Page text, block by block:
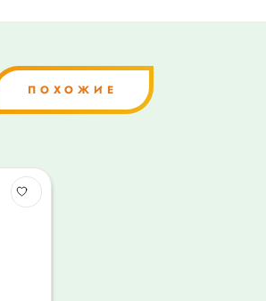
ПОХОЖИЕ